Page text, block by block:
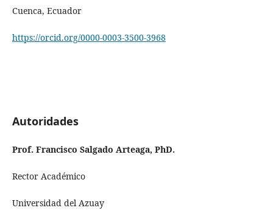
Cuenca, Ecuador
https://orcid.org/0000-0003-3500-3968
Autoridades
Prof. Francisco Salgado Arteaga, PhD.
Rector Académico
Universidad del Azuay